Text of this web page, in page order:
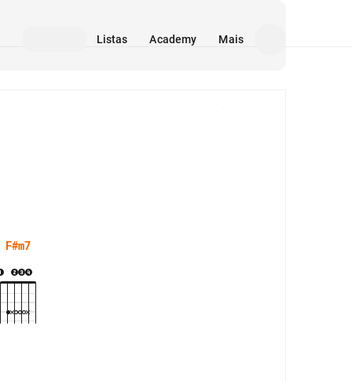
Listas Academy Mais
F#m7